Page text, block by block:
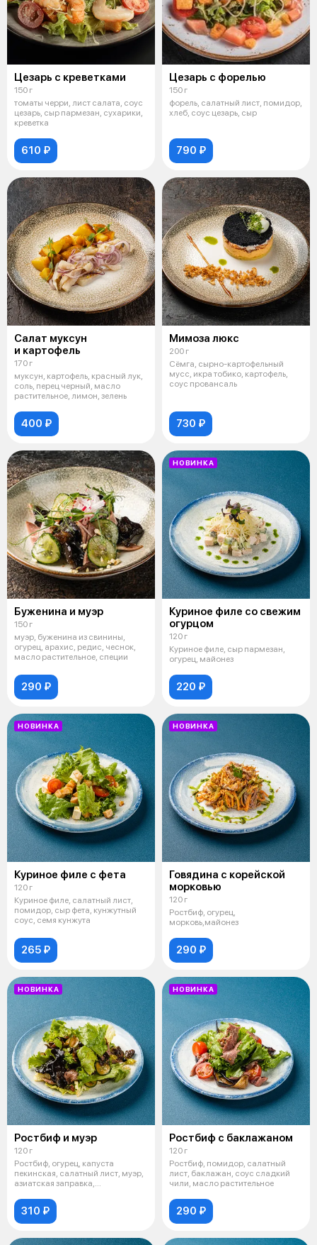
Цезарь с креветками
150 г
томаты черри, лист салата, соус
цезарь, сыр пармезан, сухарики,
креветка
610 ₽
Цезарь с форелью
150 г
форель, салатный лист, помидор,
хлеб, соус цезарь, сыр
790 ₽
Салат муксун
и картофель
170 г
муксун, картофель, красный лук,
соль, перец черный, масло
растительное, лимон, зелень
400 ₽
Мимоза люкс
200 г
Сёмга, сырно-картофельный
мусс, икра тобико, картофель,
соус провансаль
730 ₽
Буженина и муэр
150 г
муэр, буженина из свинины,
огурец, арахис, редис, чеснок,
масло растительное, специи
290 ₽
НОВИНКА
Куриное филе со свежим
огурцом
120 г
Куриное филе, сыр пармезан,
огурец, майонез
220 ₽
НОВИНКА
Куриное филе с фета
120 г
Куриное филе, салатный лист,
помидор, сыр фета, кунжутный
соус, семя кунжута
265 ₽
НОВИНКА
Говядина с корейской
морковью
120 г
Ростбиф, огурец,
морковь,майонез
290 ₽
НОВИНКА
Ростбиф и муэр
120 г
Ростбиф, огурец, капуста
пекинская, салатный лист, муэр,
азиатская заправка,
310 ₽
НОВИНКА
Ростбиф с баклажаном
120 г
Ростбиф, помидор, салатный
лист, баклажан, соус сладкий
чили, масло растительное
290 ₽